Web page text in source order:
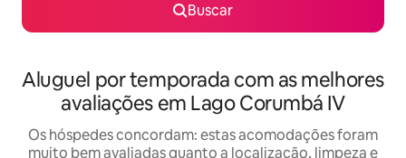
Buscar
Aluguel por temporada com as melhores
avaliações em Lago Corumbá IV
Os hóspedes concordam: estas acomodações foram
muito bem avaliadas quanto a localização, limpeza e